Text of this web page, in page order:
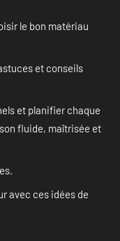
le bon matériau
et conseils
et planifier chaque
fluide, maîtrisée et
avec ces idées de